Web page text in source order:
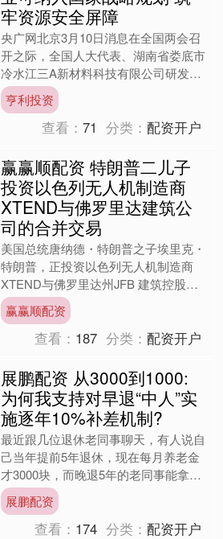
牢资源安全屏障
央广网北京3月10日消息在全国两会召
开之际，全国人大代表、湖南省娄底市
冷水江三A新材料科技有限公司研发主
任黄水波积极关注锑产业发展。他认
为，可从国家层面统筹锑产....
亨利投资
查看：71 分类：配资开户
赢赢顺配资 特朗普二儿子
投资以色列无人机制造商
XTEND与佛罗里达建筑公
司的合并交易
美国总统唐纳德・特朗普之子埃里克・
特朗普，正投资以色列无人机制造商
XTEND与佛罗里达州JFB 建筑控股公
司之间价值15 亿美元的合并交易，该
交易旨在推动 XT....
赢赢顺配资
查看： 187 分类：配资开户
展鹏配资 从3000到1000:
为何我支持对早退“中人”实
施逐年10%补差机制?
最近跟几位退休老同事聊天，有人说自
己当年提前5年退休，现在每月养老金
才3000块，而晚退5年的老同事能拿到
4000块，心里总觉得不是滋味。这
种“早退吃亏”的感受....
展鹏配资
查看： 174 分类：配资开户